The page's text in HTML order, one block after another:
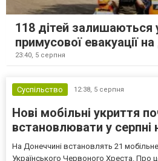
118 дітей залишаються
примусової евакуації
23:40, 5 серпня
Суспільство 12:38, 5 серпня
Нові мобільні укриття
встановлювати у серпні
На Донеччині встановлять 21
Українського Червоного Хреста. Про